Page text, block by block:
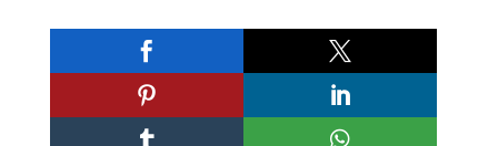





